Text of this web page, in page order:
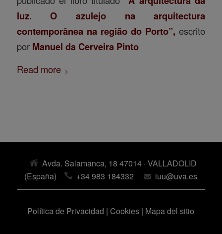
luz. O azulejo na arquitectura
contemporânea na região do Porto”, escrito
porManuel da Cerveira Pinto
Read more
Avda. Salamanca, 18 47014 · VALLADOLID
(España)
+34 983 184332 iuu@uva.es
Política de Privacidad | Cookies | Mapa del sitio